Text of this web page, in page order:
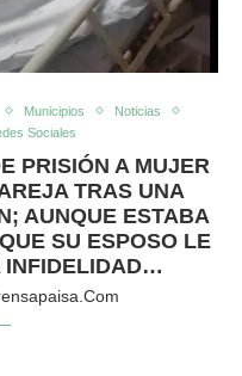
Municipios
Noticias
Sociales
PRISIÓN A MUJER
TRAS UNA
AUNQUE ESTABA
SU ESPOSO LE
INFIDELIDAD…